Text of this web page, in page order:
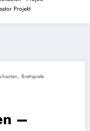
Projekt
, Brettspiele
–